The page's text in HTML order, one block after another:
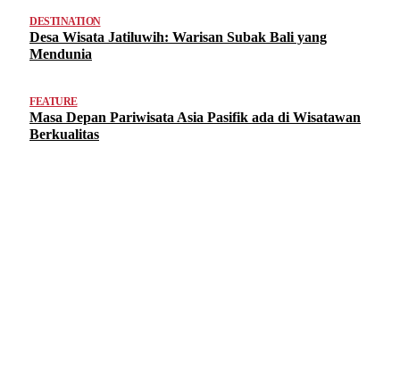
DESTINATION
Desa Wisata Jatiluwih: Warisan Subak Bali yang
Mendunia
FEATURE
Masa Depan Pariwisata Asia Pasifik ada di Wisatawan
Berkualitas